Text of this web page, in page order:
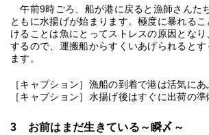
午前9時ごろ、船が港に戻ると漁師さんた
ともに水揚げが始まります。極度に暴れる
けることは魚にとってストレスの原因とな
するので、運搬船からすくいあげられると
ます。
［キャプション］漁船の到着で港は活気にあ
［キャプション］水揚げ後はすぐに出荷の
3 お前はまだ生きている～瞬〆～